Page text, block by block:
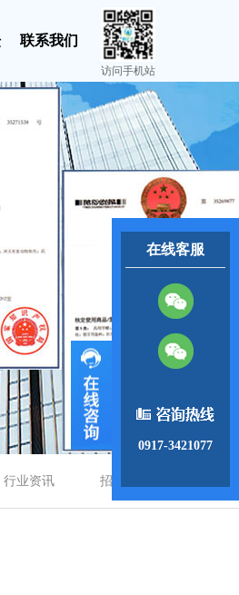
联系我们
访问手机站
行业资讯 招商动态
在线客服
0917-3421077